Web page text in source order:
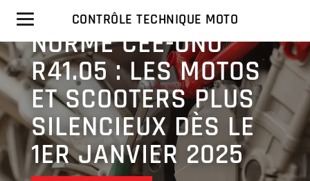
CONTRÔLE TECHNIQUE MOTO
PROVENCE
NORME CEE-ONU
R41.05 : LES MOTOS
ET SCOOTERS PLUS
SILENCIEUX DÈS LE
1ER JANVIER 2025